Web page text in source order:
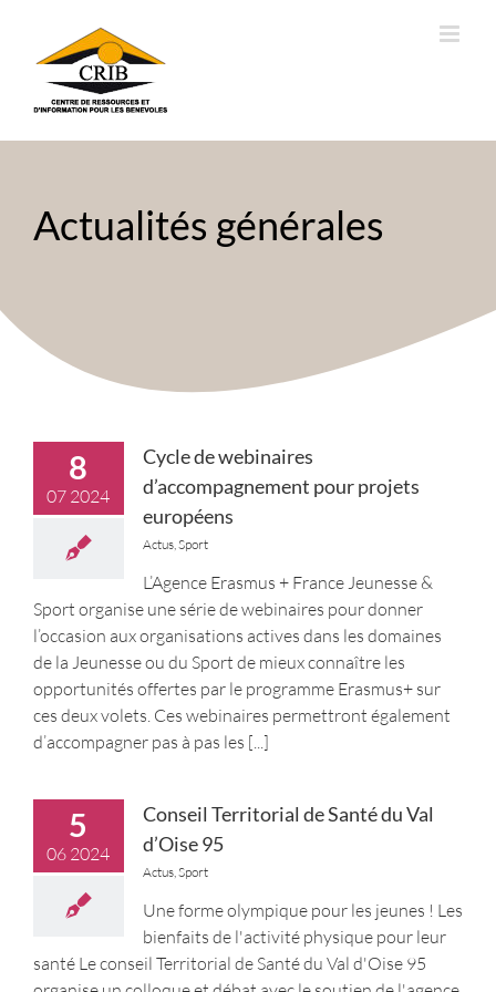
contenu
Actualités générales
8
07 2024
Cycle de webinaires
d’accompagnement pour projets
européens
Actus,Sport
L’Agence Erasmus + France Jeunesse &
Sport organise une série de webinaires pour donner
l’occasion aux organisations actives dans les domaines
de la Jeunesse ou du Sport de mieux connaître les
opportunités offertes par le programme Erasmus+ sur
ces deux volets. Ces webinaires permettront également
d’accompagner pas à pas les [...]
5
06 2024
Conseil Territorial de Santé du Val
d’Oise 95
Actus,Sport
Une forme olympique pour les jeunes ! Les
bienfaits de l'activité physique pour leur
santé Le conseil Territorial de Santé du Val d'Oise 95